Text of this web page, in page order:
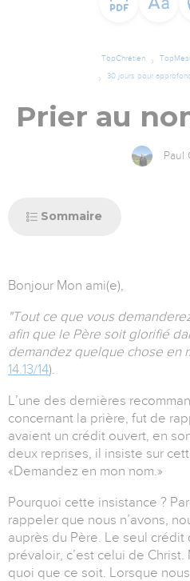
TopChrétien
30 jours pour
Prier au
Paul
Sommaire
Bonjour Mon ami(e),
"Tout ce que vous
afin que le Père soit glorifié
demandez quelque chose en
14.13/14).
L’une des dernières
concernant la prière, fut de
avaient un crédit ouvert, en
deux reprises, il insiste sur
«Demandez en mon nom.»
Pourquoi cette insistance ?
rappeler que nous n’avons,
auprès du Père. Le seul
prévaloir, c’est celui de
quoi que ce soit. Lorsque